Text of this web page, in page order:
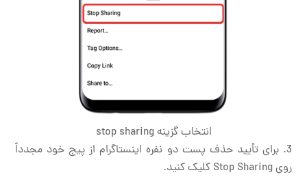
انتخاب گزینه stop sharing
برای تأیید حذف پست دو نفره اینستاگرام از پیج خود مجدداً
روی Stop Sharing کلیک کنید.